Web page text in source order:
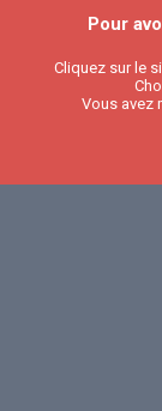
Pour
Cliquez sur le
Vous avez